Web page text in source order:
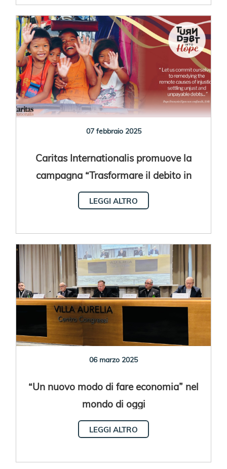
07 febbraio 2025
Caritas Internationalis promuove la
campagna “Trasformare il debito in
speranza”
LEGGI ALTRO
06 marzo 2025
“Un nuovo modo di fare economia” nel
mondo di oggi
LEGGI ALTRO